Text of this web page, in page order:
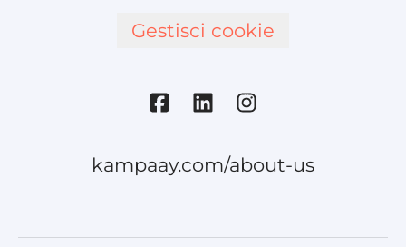
Gestisci cookie
kampaay.com/about-us